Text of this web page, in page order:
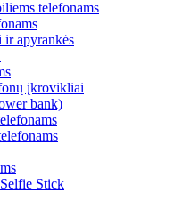
telefonams
apyrankės
įkrovikliai
bank)
Stick